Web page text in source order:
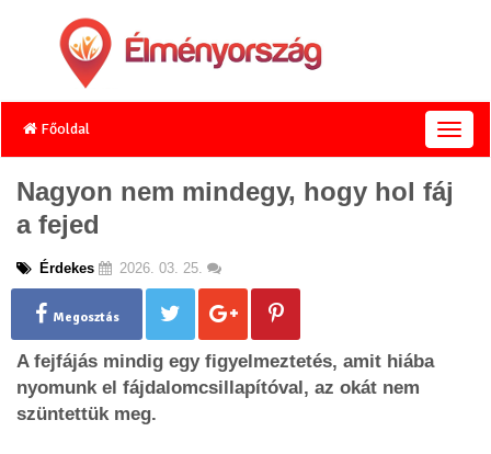
Főoldal
T
o
Nagyon nem mindegy, hogy hol fáj
a fejed
Érdekes 2026. 03. 25.
Megosztás
A fejfájás mindig egy figyelmeztetés, amit hiába
nyomunk el fájdalomcsillapítóval, az okát nem
szüntettük meg.